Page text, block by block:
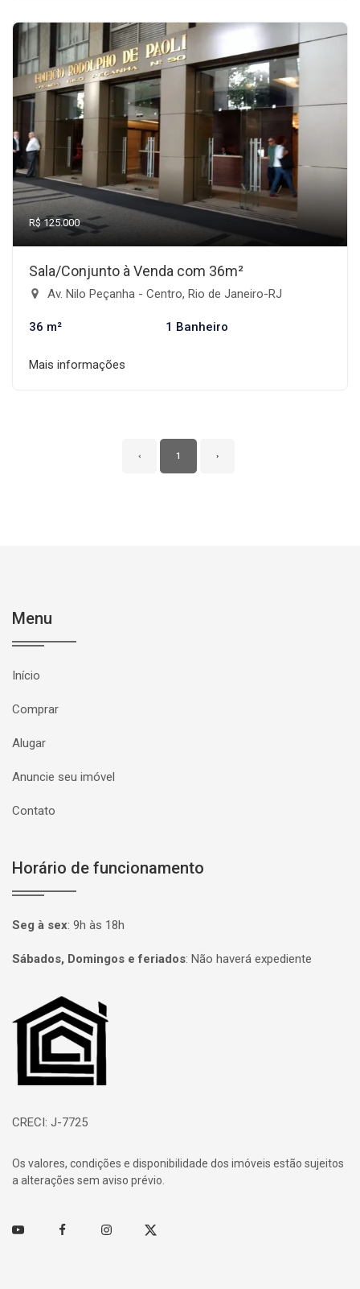
R$ 125.000
Sala/Conjunto à Venda com 36m²
Av. Nilo Peçanha - Centro, Rio de Janeiro-RJ
36 m² 1 Banheiro
Mais informações
‹ 1 ›
Menu
Início
Comprar
Alugar
Anuncie seu imóvel
Contato
Horário de funcionamento
Seg à sex: 9h às 18h
Sábados, Domingos e feriados: Não haverá expediente
Página inicial
CRECI: J-7725
Os valores, condições e disponibilidade dos imóveis estão sujeitos
a alterações sem aviso prévio.
Youtube FacebookInstagramTwitter